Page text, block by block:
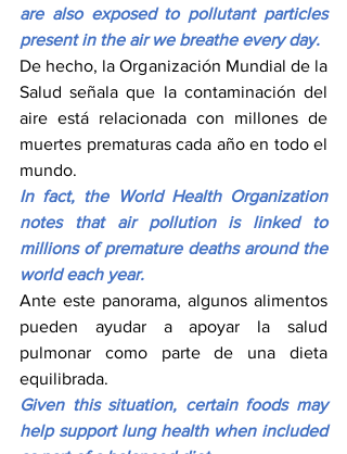
are also exposed to pollutant particles
present in the air we breathe every day.
De hecho, la Organización Mundial de la
Salud señala que la contaminación del
aire está relacionada con millones de
muertes prematuras cada año en todo el
mundo.
In fact, the World Health Organization
notes that air pollution is linked to
millions of premature deaths around the
world each year.
Ante este panorama, algunos alimentos
pueden ayudar a apoyar la salud
pulmonar como parte de una dieta
equilibrada.
Given this situation, certain foods may
help support lung health when included